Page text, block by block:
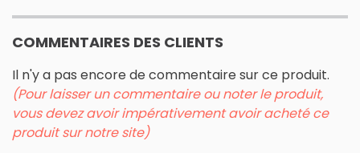
COMMENTAIRES DES CLIENTS
Il n'y a pas encore de commentaire sur ce produit.
(Pour laisser un commentaire ou noter le produit,
vous devez avoir impérativement avoir acheté ce
produit sur notre site)